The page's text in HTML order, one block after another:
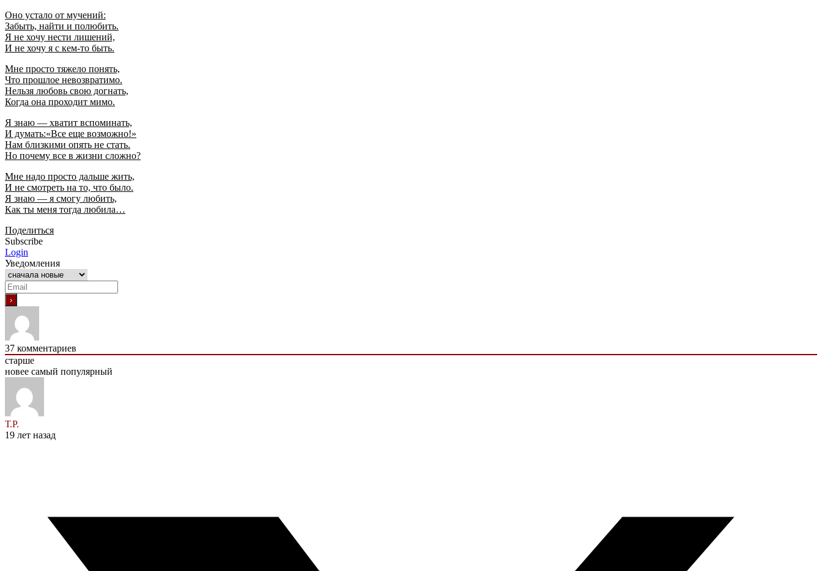
Оно устало от мучений:
Забыть, найти и полюбить.
Я не хочу нести лишений,
И не хочу я с кем-то быть.
Мне просто тяжело понять,
Что прошлое невозвратимо.
Нельзя любовь свою догнать,
Когда она проходит мимо.
Я знаю — хватит вспоминать,
И думать:«Все еще возможно!»
Нам близкими опять не стать.
Но почему все в жизни сложно?
Мне надо просто дальше жить,
И не смотреть на то, что было.
Я знаю — я смогу любить,
Как ты меня тогда любила…
Поделиться
Subscribe
Login
Уведомления
37 комментариев
старше
новее самый популярный
Т.Р.
19 лет назад